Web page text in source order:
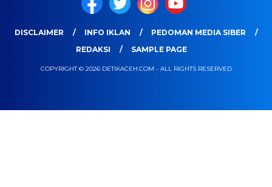
DISCLAIMER INFO IKLAN
PEDOMAN MEDIA SIBER
REDAKSI
SAMPLE PAGE
COPYRIGHT © 2026 DETIKACEH.COM - ALL RIGHTS RESERVED